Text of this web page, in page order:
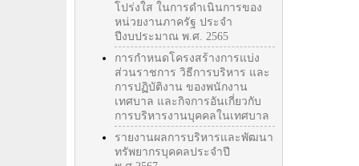
โปร่งใส ในการดำเนินการของ
หน่วยงานภาครัฐ ประจำ
ปีงบประมาณ พ.ศ. 2565
การกำหนดโครงสร้างการแบ่ง
ส่วนราชการ วิธีการบริหาร และ
การปฏิบัติงาน ของพนักงาน
เทศบาล และกิจการอันเกี่ยวกับ
การบริหารงานบุคคลในเทศบาล
รายงานผลการบริหารและพัฒนา
ทรัพยากรบุคคลประจำปี